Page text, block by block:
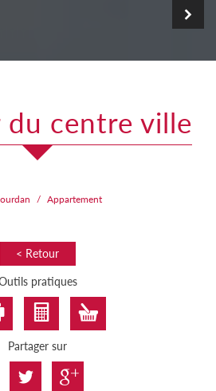
du centre ville
Appartement
< Retour
pratiques
Partager sur